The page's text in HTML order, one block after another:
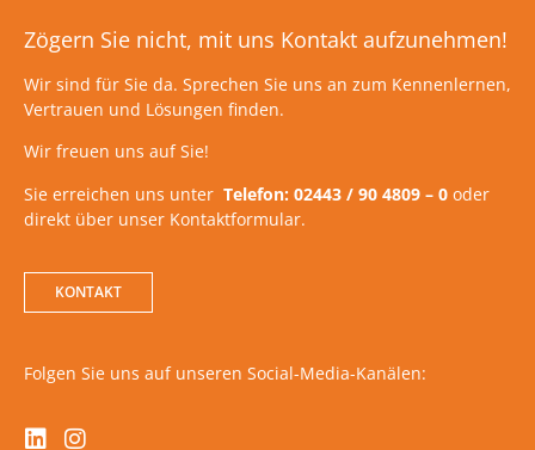
Zögern Sie nicht, mit uns Kontakt aufzunehmen!
Wir sind für Sie da. Sprechen Sie uns an zum Kennenlernen,
Vertrauen und Lösungen finden.
Wir freuen uns auf Sie!
Sie erreichen uns unter Telefon: 02443 / 90 4809 – 0 oder
direkt über unser Kontaktformular.
KONTAKT
Folgen Sie uns auf unseren Social-Media-Kanälen: